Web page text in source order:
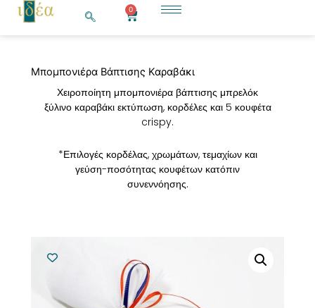
Μετάβαση
0
Cart
Μπομπονιέρα Βάπτισης Καραβάκι
Χειροποίητη μπομπονιέρα βάπτισης μπρελόκ
ξύλινο καραβάκι εκτύπωση, κορδέλες και 5 κουφέτα
crispy.
*Επιλογές κορδέλας, χρωμάτων, τεμαχίων και
γεύση-ποσότητας κουφέτων κατόπιν
συνεννόησης.